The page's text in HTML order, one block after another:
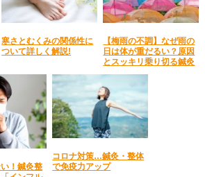
寒さとむくみの関係性に
ついて詳しく解説!
【梅雨の不調】なぜ雨の
日は体が重だるい？原因
とスッキリ乗り切る鍼灸
！鍼灸整
コロナ対策…鍼灸・整体
で免疫力アップ